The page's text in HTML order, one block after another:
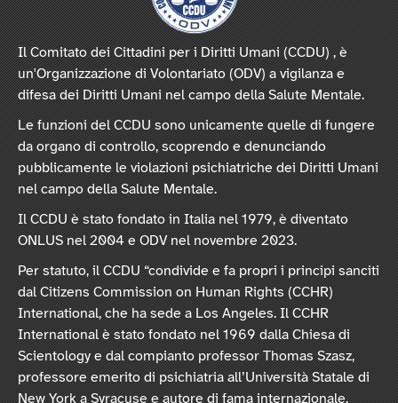
Il Comitato dei Cittadini per i Diritti Umani (CCDU) , è
un'Organizzazione di Volontariato (ODV) a vigilanza e
difesa dei Diritti Umani nel campo della Salute Mentale.
Le funzioni del CCDU sono unicamente quelle di fungere
da organo di controllo, scoprendo e denunciando
pubblicamente le violazioni psichiatriche dei Diritti Umani
nel campo della Salute Mentale.
Il CCDU è stato fondato in Italia nel 1979, è diventato
ONLUS nel 2004 e ODV nel novembre 2023.
Per statuto, il CCDU “condivide e fa propri i principi sanciti
dal Citizens Commission on Human Rights (CCHR)
International, che ha sede a Los Angeles. Il CCHR
International è stato fondato nel 1969 dalla Chiesa di
Scientology e dal compianto professor Thomas Szasz,
professore emerito di psichiatria all’Università Statale di
New York a Syracuse e autore di fama internazionale.